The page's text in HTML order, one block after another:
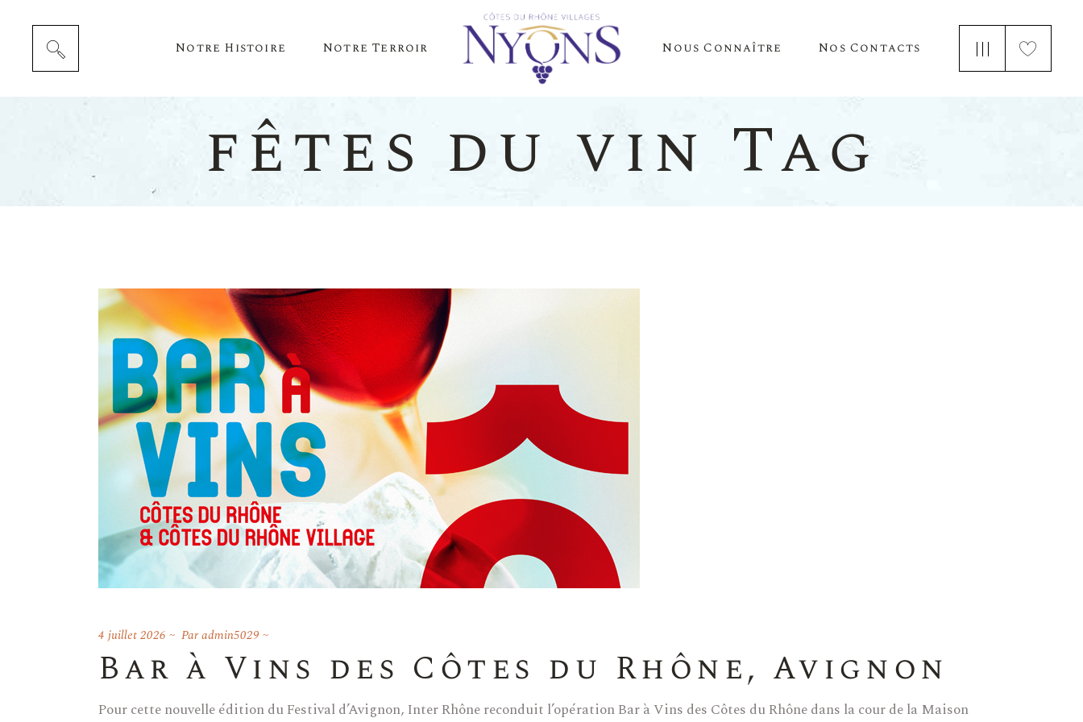
Notre Histoire Notre Terroir
Cépages Et Saveurs
Nous Connaître
La Presse Parle De Nous
Nos Contacts
Cépages Et Saveurs
La Presse Parle De Nous
fêtes du vin Tag
4 juillet 2026 Paradmin5029
Bar à Vins des Côtes du Rhône, Avignon
Pour cette nouvelle édition du Festival d’Avignon, Inter Rhône reconduit l’opération Bar à Vins des Côtes du Rhône dans la cour de la Maison